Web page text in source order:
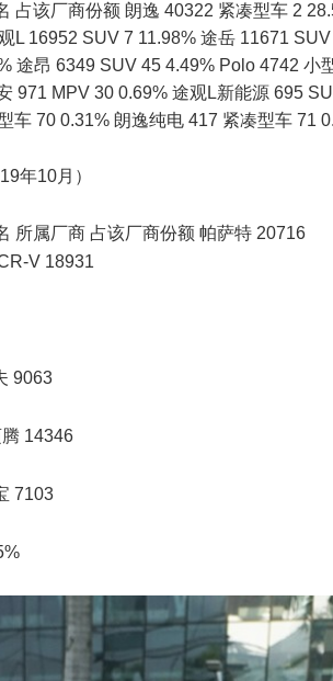
占该厂商份额 朗逸 40322 紧凑型车 2
L 16952 SUV 7 11.98% 途岳 11671
途昂 6349 SUV 45 4.49% Polo 4742 小
971 MPV 30 0.69% 途观L新能源 695
车 70 0.31% 朗逸纯电 417 紧凑型车 71
年10月）
所属厂商 占该厂商份额 帕萨特 20716
V 18931
9063
14346
7103